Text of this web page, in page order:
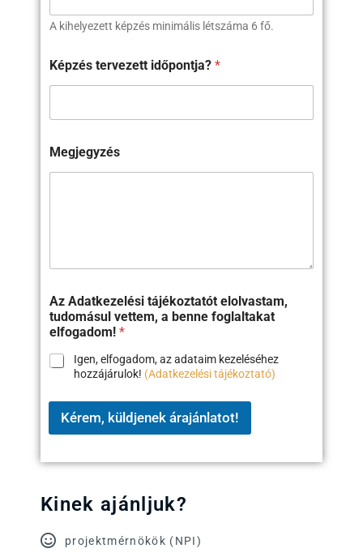
A kihelyezett képzés minimális létszáma 6 fő.
Képzés tervezett időpontja? *
Megjegyzés
Az Adatkezelési tájékoztatót elolvastam,
tudomásul vettem, a benne foglaltakat
elfogadom! *
Igen, elfogadom, az adataim kezeléséhez
hozzájárulok! (Adatkezelési tájékoztató)
Kérem, küldjenek árajánlatot!
Kinek ajánljuk?
projektmérnökök (NPI)